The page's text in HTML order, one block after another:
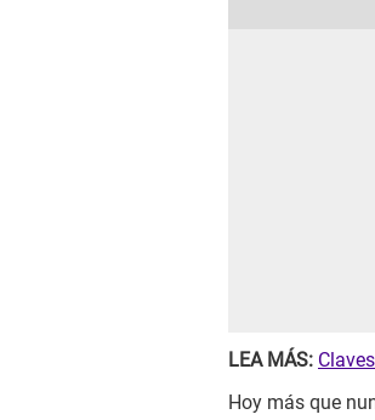
LEA MÁS:
Hoy más que